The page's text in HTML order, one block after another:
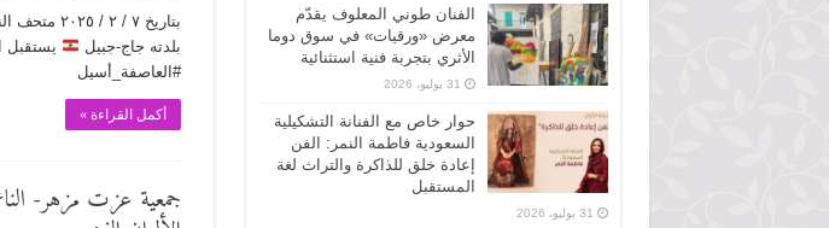
بتاريخ ٧ / ٢
بلدته جاج-جبيل
يستقبل
#العاصفة_أسيل
أكمل القراءة »
جمعية عزت مزهر-
الفنان طوني المعلوف يقدّم
معرض «ورقيات» في سوق دوما
الأثري بتجربة فنية استثنائية
31 يوليو، 2026
حوار خاص مع الفنانة التشكيلية
السعودية فاطمة النمر: الفن
إعادة خلق للذاكرة والتراث لغة
المستقبل
31 يوليو، 2026